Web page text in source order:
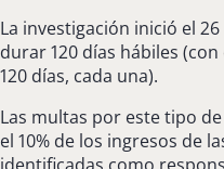
La investigación inició el
durar 120 días hábiles
120 días, cada una).
Las multas por este tipo
el 10% de los ingresos de